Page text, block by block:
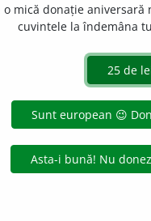
în culori.2.
© 2004-2026
pe acest site, inclusiv prin
scris, cu excepția
o mică donație aniversară
cuvintele la îndemâna